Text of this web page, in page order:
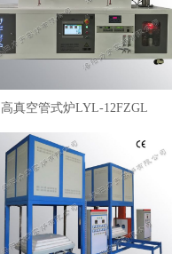
高真空管式炉LYL-12FZGL